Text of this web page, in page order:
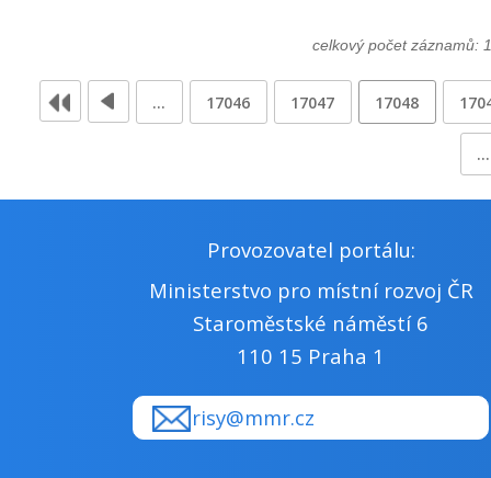
celkový počet záznamů:
… 17046 17047 17048
…
Provozovatel portálu:
Ministerstvo pro místní rozvoj ČR
Staroměstské náměstí 6
110 15 Praha 1
risy@mmr.cz